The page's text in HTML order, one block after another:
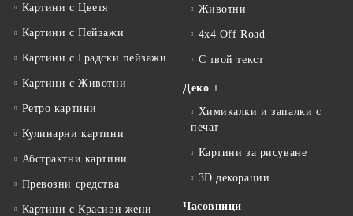
Картини с Цветя
Картини с Пейзажи
Картини с Градски пейзажи
Картини с Животни
Ретро картини
Кулинарни картини
Абстрактни картини
Превозни средства
Картини с Красиви жени
Животни
4x4 Off Road
С твой текст
Деко +
Химикалки и запалки с
печат
Картини за рисуване
3D декорации
Часовници